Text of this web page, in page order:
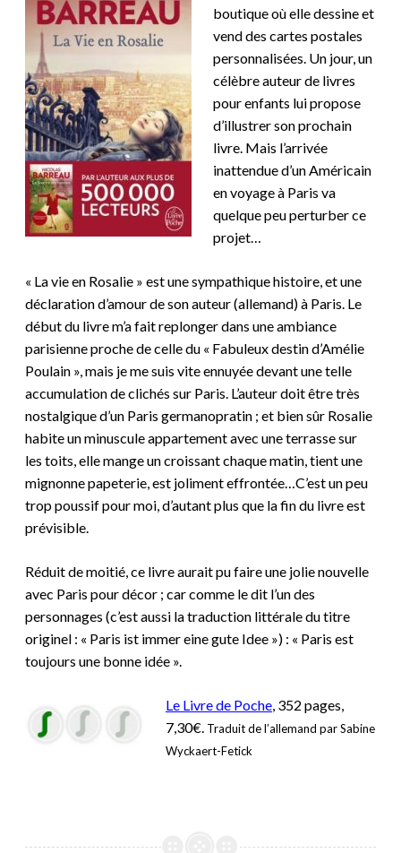
boutique où elle dessine et
vend des cartes postales
personnalisées. Un jour, un
célèbre auteur de livres
pour enfants lui propose
d’illustrer son prochain
livre. Mais l’arrivée
inattendue d’un Américain
en voyage à Paris va
quelque peu perturber ce
projet…
« La vie en Rosalie » est une sympathique histoire, et une
déclaration d’amour de son auteur (allemand) à Paris. Le
début du livre m’a fait replonger dans une ambiance
parisienne proche de celle du « Fabuleux destin d’Amélie
Poulain », mais je me suis vite ennuyée devant une telle
accumulation de clichés sur Paris. L’auteur doit être très
nostalgique d’un Paris germanopratin ; et bien sûr Rosalie
habite un minuscule appartement avec une terrasse sur
les toits, elle mange un croissant chaque matin, tient une
mignonne papeterie, est joliment effrontée…C’est un peu
trop poussif pour moi, d’autant plus que la fin du livre est
prévisible.
Réduit de moitié, ce livre aurait pu faire une jolie nouvelle
avec Paris pour décor ; car comme le dit l’un des
personnages (c’est aussi la traduction littérale du titre
originel : « Paris ist immer eine gute Idee ») : « Paris est
toujours une bonne idée ».
Le Livre de Poche, 352 pages,
7,30€. Traduit de l’allemand par Sabine
Wyckaert-Fetick